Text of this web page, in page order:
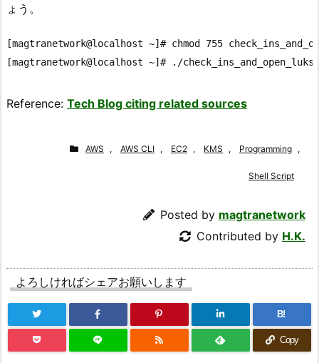
ょう。
[magtranetwork@localhost ~]# chmod 755
Reference: Tech Blog citing related sources
AWS , AWS CLI , EC2 , KMS , Programming ,
Shell Script
Posted by magtranetwork
Contributed by H.K.
よろしければシェアお願いします
B!
Copy